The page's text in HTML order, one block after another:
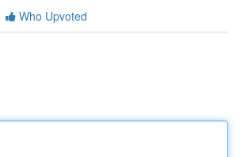
Who Upvoted